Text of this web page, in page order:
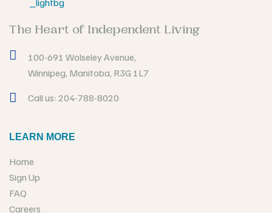
The Heart of Independent Living
100-691 Wolseley Avenue,
Winnipeg, Manitoba, R3G 1L7
Call us: 204-788-8020
LEARN MORE
Home
Sign Up
FAQ
Careers